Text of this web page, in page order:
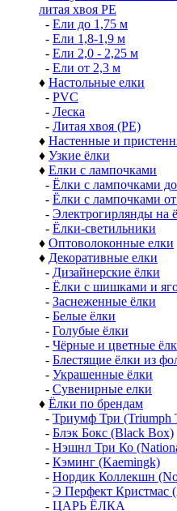
литая хвоя РЕ
- Ели до 1,75 м
- Ели 1,8-1,9 м
- Ели 2,0 - 2,25 м
- Ели от 2,3 м
♦ Настольные елки
- PVC
- Леска
- Литая хвоя (РЕ)
♦ Настенные и
♦ Узкие ёлки
♦ Елки с лампочками
- Ёлки с лампочками
- Ёлки с лампочками
- Электрогирлянды на
- Ёлки-светильники
♦ Оптоволоконные елки
♦ Декоративные елки
- Дизайнерские ёлки
- Ёлки с шишками и
- Заснеженные ёлки
- Белые ёлки
- Голубые ёлки
- Чёрные и цветные
- Блестящие ёлки из
- Украшенные ёлки
- Сувенирные елки
♦ Ёлки по брендам
- Триумф Три (Triumph
- Блэк Бокс (Black Box)
- Нэшнл Три Ко
- Кэминг (Kaemingk)
- Нордик Коллекшн
- Э Перфект Кристмас
- ЦАРЬ ЁЛКА